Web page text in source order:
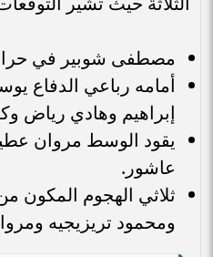
مصطفى شوبير في
أمامه رباعي الدفاع
إبراهيم وهادي رياض
يقود الوسط مروان
عاشور.
ثلاثي الهجوم المكون
ومحمود تريزيجيه